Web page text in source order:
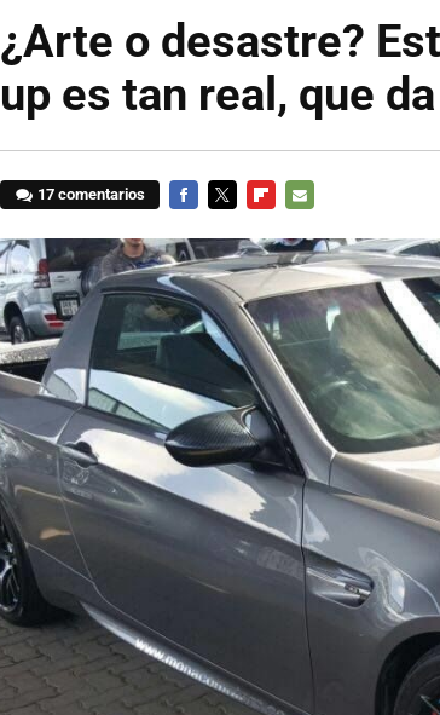
¿Arte o desastre?
up es tan real, que
17 comentarios
MAIL